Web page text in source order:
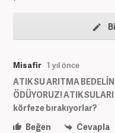
Misafir 1 yıl önce
ATIK SU ARITMA
ÖDÜYORUZ! ATIK
körfeze bırakıyorlar?
Beğen
Cevapla